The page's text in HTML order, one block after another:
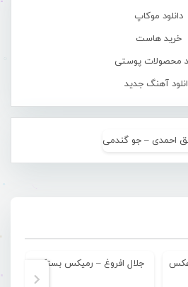
دانلود موکاپ
خرید هاست
محصولات پوستی
آهنگ جدید
عکس جلال افروغ – رمیکس بستکی